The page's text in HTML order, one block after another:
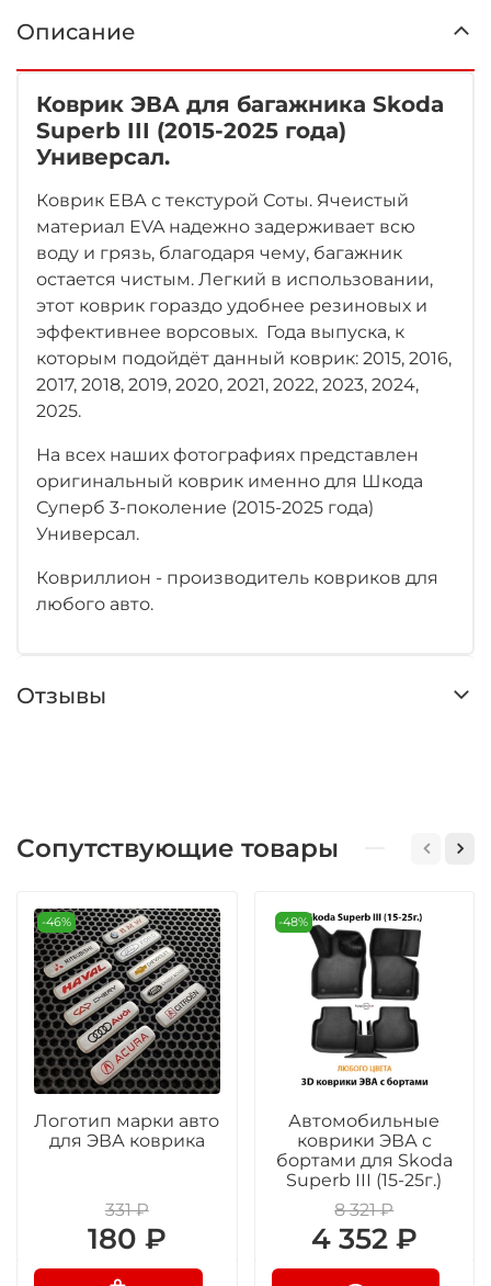
Описание
Коврик ЭВА для багажника Skoda
Superb III (2015-2025 года)
Универсал.
Коврик ЕВА с текстурой Соты. Ячеистый
материал EVA надежно задерживает всю
воду и грязь, благодаря чему, багажник
остается чистым. Легкий в использовании,
этот коврик гораздо удобнее резиновых и
эффективнее ворсовых. Года выпуска, к
которым подойдёт данный коврик: 2015, 2016,
2017, 2018, 2019, 2020, 2021, 2022, 2023, 2024,
2025.
На всех наших фотографиях представлен
оригинальный коврик именно для Шкода
Суперб 3-поколение (2015-2025 года)
Универсал.
Ковриллион - производитель ковриков для
любого авто.
Отзывы
Сопутствующие товары
-46%
Логотип марки авто
для ЭВА коврика
331 ₽
180 ₽
-48%
Автомобильные
коврики ЭВА с
бортами для Skoda
Superb III (15-25г.)
8 321 ₽
4 352 ₽